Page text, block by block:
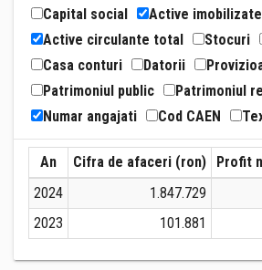
Capital social
Active
Active circulante total
Stocuri
Casa conturi
Datorii
Patrimoniul public
Patrimoniul
Numar angajati
Cod CAEN
An Cifra de afaceri (ron) Profit
2024
1.847.729
2023
101.881